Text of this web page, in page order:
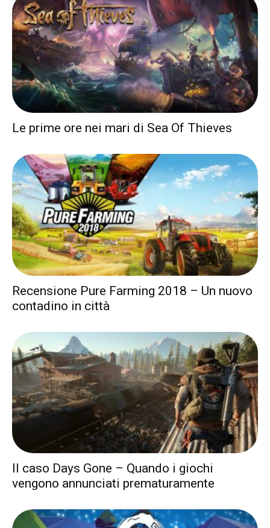
Le prime ore nei mari di Sea Of Thieves
Recensione Pure Farming 2018 – Un nuovo
contadino in città
Il caso Days Gone – Quando i giochi
vengono annunciati prematuramente